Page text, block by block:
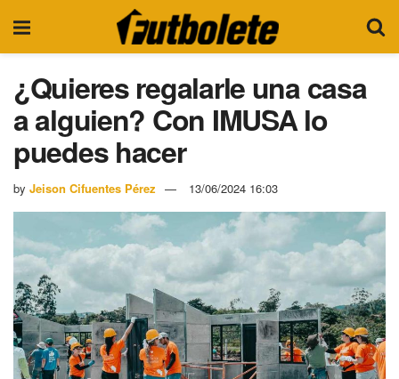
¿Quieres regalarle una casa
a alguien? Con IMUSA lo
puedes hacer
by Jeison Cifuentes Pérez 13/06/2024 16:03